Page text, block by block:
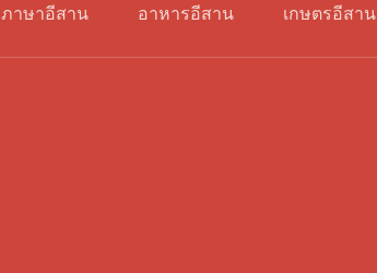
ภาษาอีสาน อาหารอีสาน เกษตรอีสาน